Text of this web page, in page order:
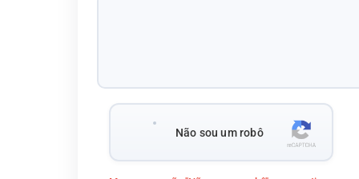
Não sou um robô